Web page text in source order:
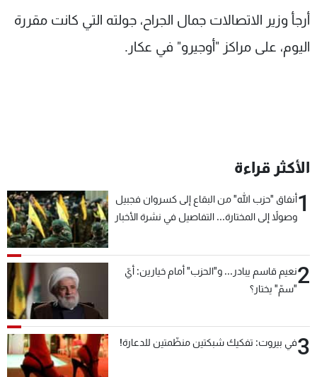
أرجأ وزير الاتصالات جمال الجراح، جولته التي كانت مقررة
اليوم، على مراكز "أوجيرو" في عكار.
الأكثر قراءة
1أنفاق "حزب الله" من البقاع إلى كسروان فجبيل
وصولاً إلى المختارة... التفاصيل في نشرة الأخبار
2نعيم قاسم يبادر... و"الحزب" أمام خيارين: أيّ
"سمّ" يختار؟
3في بيروت: تفكيك شبكتين منظّمتين للدعارة!
شاهد البرامج